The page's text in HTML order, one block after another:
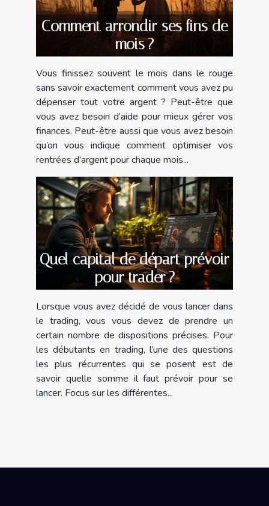
Comment arrondir ses fins de
mois ?
Vous finissez souvent le mois dans le rouge
sans savoir exactement comment vous avez pu
dépenser tout votre argent ? Peut-être que
vous avez besoin d’aide pour mieux gérer vos
finances. Peut-être aussi que vous avez besoin
qu’on vous indique comment optimiser vos
rentrées d’argent pour chaque mois...
Quel capital de départ prévoir
pour trader ?
Lorsque vous avez décidé de vous lancer dans
le trading, vous vous devez de prendre un
certain nombre de dispositions précises. Pour
les débutants en trading, l’une des questions
les plus récurrentes qui se posent est de
savoir quelle somme il faut prévoir pour se
lancer. Focus sur les différentes...